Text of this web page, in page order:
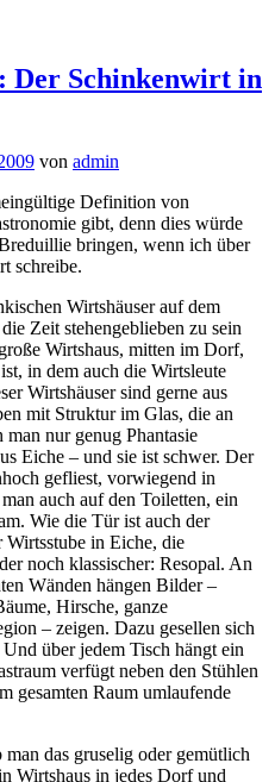
Der Schinkenwirt in
von admin
Definition von
gibt, denn dies würde
bringen, wenn ich über
schreibe.
Wirtshäuser auf dem
Zeit stehengeblieben zu sein
Wirtshaus, mitten im Dorf,
in dem auch die Wirtsleute
Wirtshäuser sind gerne aus
mit Struktur im Glas, die an
nur genug Phantasie
Eiche – und sie ist schwer. Der
gefliest, vorwiegend in
auch auf den Toiletten, ein
Wie die Tür ist auch der
Wirtsstube in Eiche, die
noch klassischer: Resopal. An
Wänden hängen Bilder –
Hirsche, ganze
– zeigen. Dazu gesellen sich
über jedem Tisch hängt ein
verfügt neben den Stühlen
gesamten Raum umlaufende
das gruselig oder gemütlich
Wirtshaus in jedes Dorf und